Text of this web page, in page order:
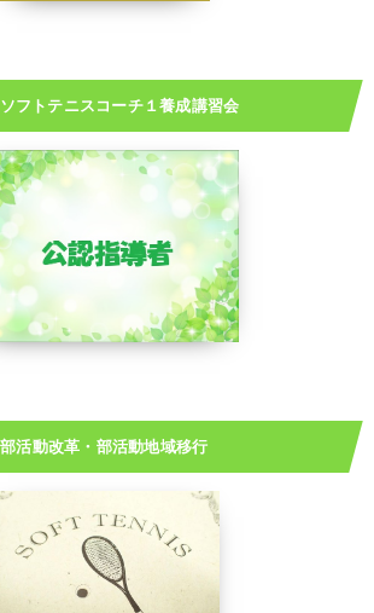
フトテニスコーチ１養成講習会
部活動改革・部活動地域移行